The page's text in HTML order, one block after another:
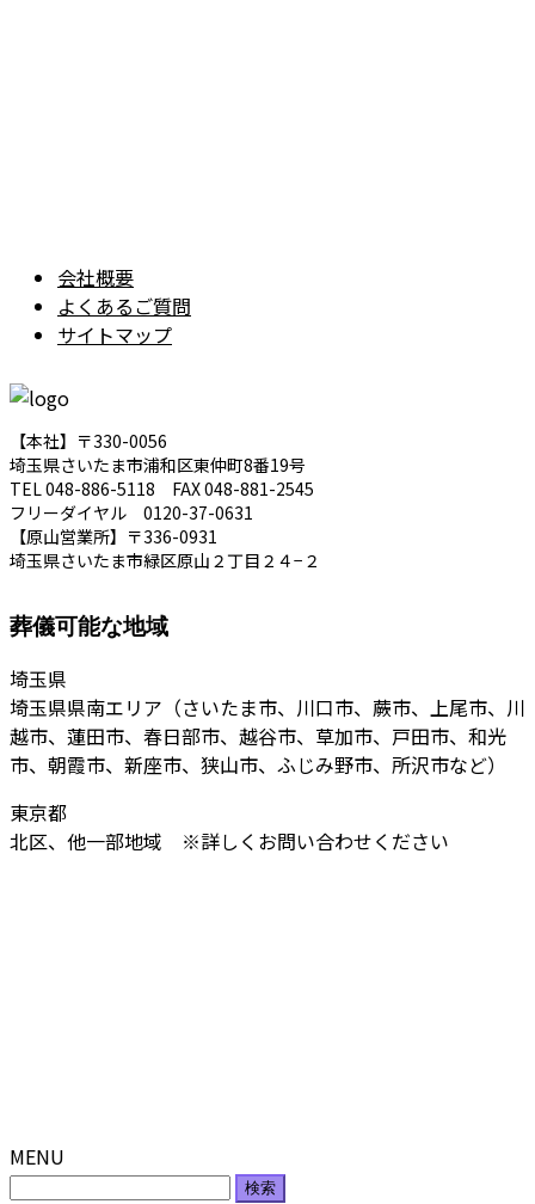
会社概要
よくあるご質問
サイトマップ
【本社】〒330-0056
埼玉県さいたま市浦和区東仲町8番19号
TEL 048-886-5118 FAX 048-881-2545
フリーダイヤル 0120-37-0631
【原山営業所】〒336-0931
埼玉県さいたま市緑区原山２丁目２４−２
葬儀可能な地域
埼玉県
埼玉県県南エリア（さいたま市、川口市、蕨市、上尾市、川
越市、蓮田市、春日部市、越谷市、草加市、戸田市、和光
市、朝霞市、新座市、狭山市、ふじみ野市、所沢市など）
東京都
北区、他一部地域 ※詳しくお問い合わせください
MENU
検